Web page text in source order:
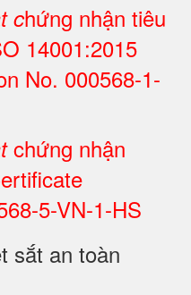
chứng nhận tiêu
14001:2015
No. 000568-1-
chứng nhận
5-VN-1-HS
sắt an toàn